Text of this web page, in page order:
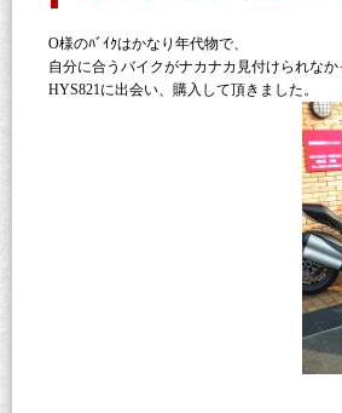
O様のﾊﾞｲｸはかなり年代物で、
自分に合うバイクがナカナカ見付けられなか
HYS821に出会い、購入して頂きました。